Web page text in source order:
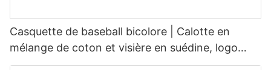
Casquette de baseball bicolore | Calotte en
mélange de coton et visière en suédine, logo
personnalisé disponible